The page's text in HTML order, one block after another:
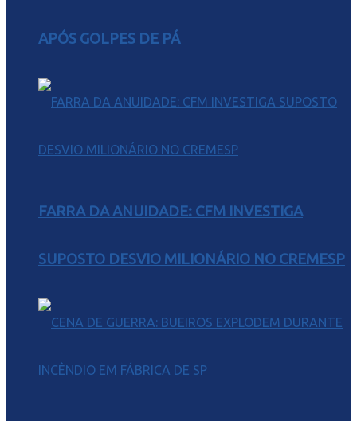
APÓS GOLPES DE PÁ
FARRA DA ANUIDADE: CFM INVESTIGA
SUPOSTO DESVIO MILIONÁRIO NO CREMESP